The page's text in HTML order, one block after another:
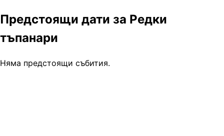
Предстоящи дати за Редки
тъпанари
Няма предстоящи събития.